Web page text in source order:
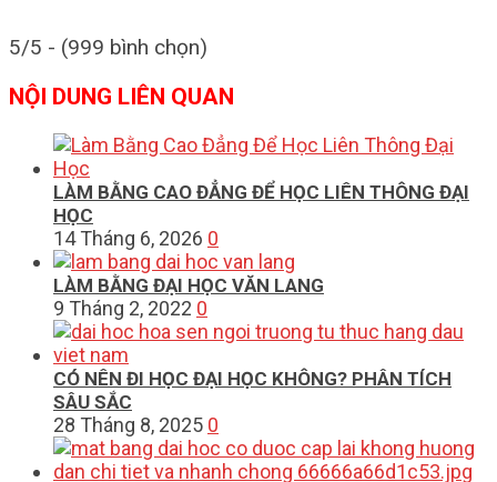
5/5 - (999 bình chọn)
NỘI DUNG LIÊN QUAN
LÀM BẰNG CAO ĐẲNG ĐỂ HỌC LIÊN THÔNG ĐẠI
HỌC
14 Tháng 6, 2026 0
LÀM BẰNG ĐẠI HỌC VĂN LANG
9 Tháng 2, 2022 0
CÓ NÊN ĐI HỌC ĐẠI HỌC KHÔNG? PHÂN TÍCH
SÂU SẮC
28 Tháng 8, 2025 0